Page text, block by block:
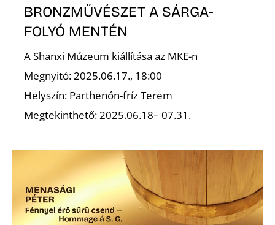
BRONZMŰVÉSZET A SÁRGA-
FOLYÓ MENTÉN
A Shanxi Múzeum kiállítása az MKE-n
Megnyitó: 2025.06.17., 18:00
Helyszín: Parthenón-fríz Terem
Megtekinthető: 2025.06.18– 07.31.